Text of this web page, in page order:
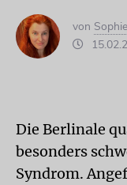
von
Die Berlinale
besonders
Syndrom.